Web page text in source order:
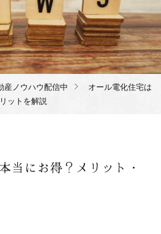
産ノウハウ配信中
オール電化住宅は
ットを解説
当にお得？メリット・